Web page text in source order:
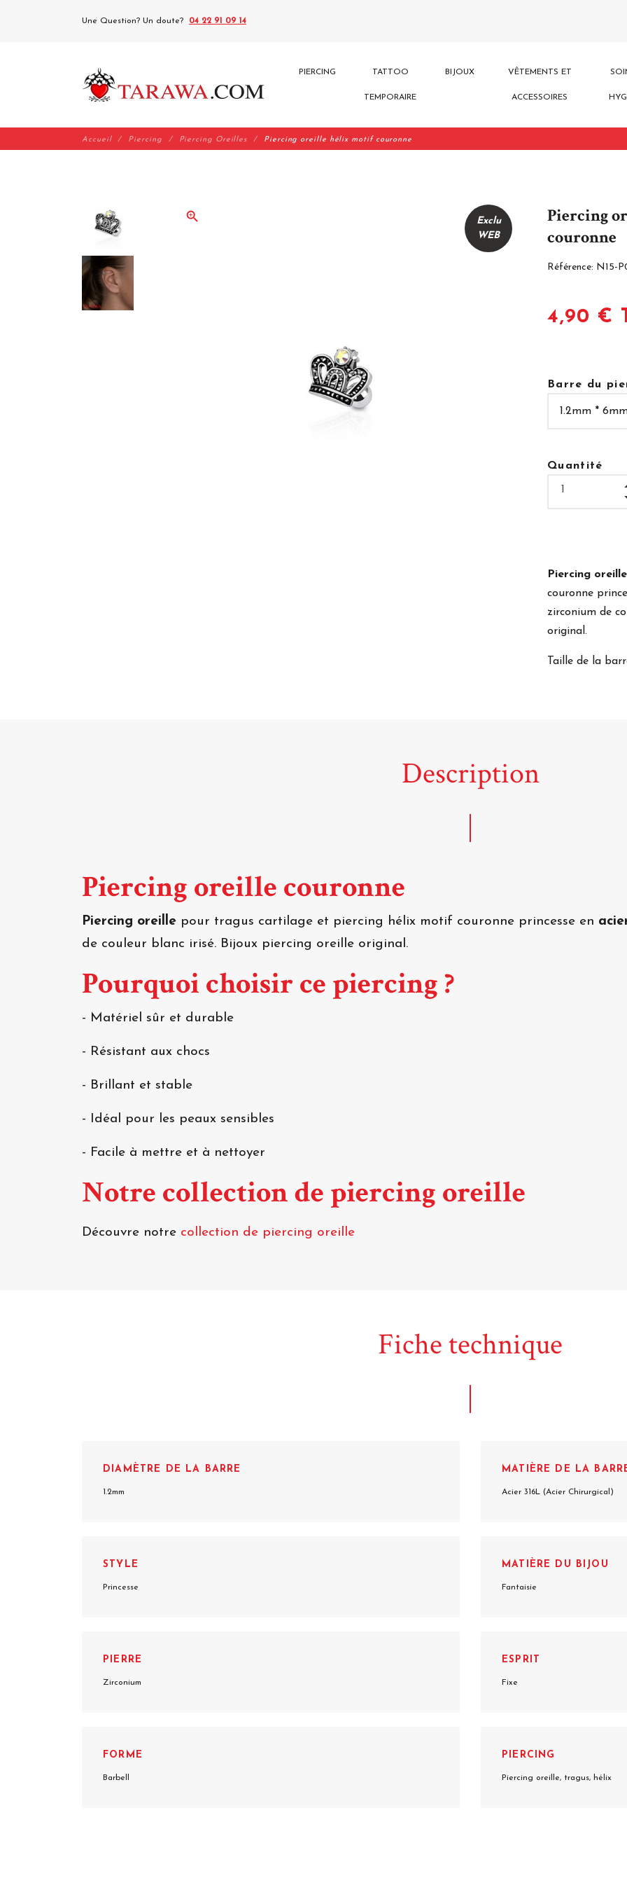
Une Question? Un doute? 04 22 91 09 14
PIERCING TATTOO
TEMPORAIRE
BIJOUX VÊTEMENTS ET
ACCESSOIRES
Accueil Piercing Piercing Oreilles Piercing oreille hélix motif couronne
zoom_in
Exclu
WEB
Piercing
couronne
Référence: N15-
4,90 €
Barre du
Quantité
Piercing oreille
couronne
zirconium de
original.
Taille de la
Description
Piercing oreille couronne
Piercing oreille pour tragus cartilage et piercing hélix motif couronne princesse en
de couleur blanc irisé. Bijoux piercing oreille original.
Pourquoi choisir ce piercing ?
- Matériel sûr et durable
- Résistant aux chocs
- Brillant et stable
- Idéal pour les peaux sensibles
- Facile à mettre et à nettoyer
Notre collection de piercing oreille
Découvre notre collection de piercing oreille
Fiche technique
DIAMÈTRE DE LA BARRE
1.2mm
MATIÈRE DE LA
Acier 316L (Acier Chirurgical)
STYLE
Princesse
MATIÈRE DU BIJOU
Fantaisie
PIERRE
Zirconium
ESPRIT
Fixe
FORME
Barbell
PIERCING
Piercing oreille, tragus, hélix